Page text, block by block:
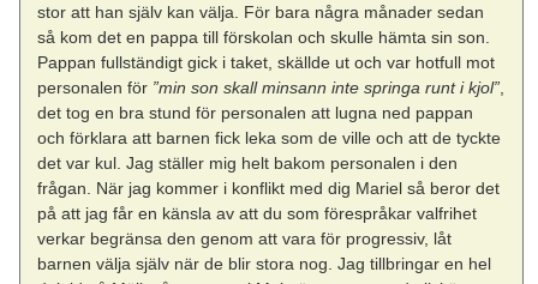
stor att han själv kan välja. För bara några månader sedan
så kom det en pappa till förskolan och skulle hämta sin son.
Pappan fullständigt gick i taket, skällde ut och var hotfull mot
personalen för ”min son skall minsann inte springa runt i kjol”
det tog en bra stund för personalen att lugna ned pappan
och förklara att barnen fick leka som de ville och att de tyckte
det var kul. Jag ställer mig helt bakom personalen i den
frågan. När jag kommer i konflikt med dig Mariel så beror det
på att jag får en känsla av att du som förespråkar valfrihet
verkar begränsa den genom att vara för progressiv, låt
barnen välja själv när de blir stora nog. Jag tillbringar en hel